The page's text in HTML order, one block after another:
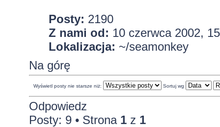
Posty: 2190
Z nami od: 10 czerwca 2002,
Lokalizacja: ~/seamonkey
Na górę
Wyświetl posty nie starsze niż: Sortuj wg
Odpowiedz
Posty: 9 • Strona 1z 1